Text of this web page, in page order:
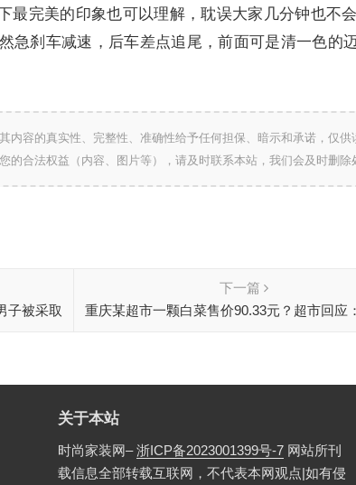
最完美的印象也可以理解，耽误大家几分钟也不
急刹车减速，后车差点追尾，前面可是清一色的
内容的真实性、完整性、准确性给予任何担保、暗示和承诺，仅供
合法权益（内容、图片等），请及时联系本站，我们会及时删除
子被采取
下一篇
重庆某超市一颗白菜售价90.33元？超市回应
关于本站
时尚家装网–浙ICP备2023001399号-7 网站所刊
载信息全部转载互联网，不代表本网观点|如有侵